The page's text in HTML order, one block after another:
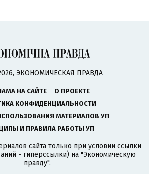
ЭКОНОМИЧЕСКАЯ ПРАВДА
НА САЙТЕ
О ПРОЕКТЕ
КОНФИДЕНЦИАЛЬНОСТИ
МАТЕРИАЛОВ УП
И ПРАВИЛА РАБОТЫ УП
сайта только при условии ссылки
- гиперссылки) на "Экономическую
правду".